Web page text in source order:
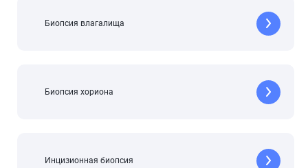
Биопсия влагалища
Биопсия хориона
Инцизионная биопсия